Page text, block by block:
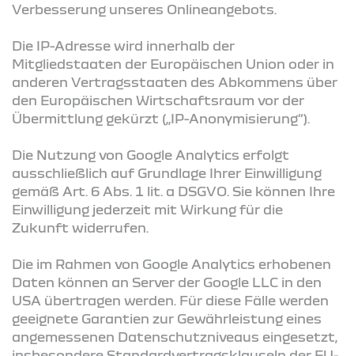
Verbesserung unseres Onlineangebots.
Die IP-Adresse wird innerhalb der
Mitgliedstaaten der Europäischen Union oder in
anderen Vertragsstaaten des Abkommens über
den Europäischen Wirtschaftsraum vor der
Übermittlung gekürzt („IP-Anonymisierung“).
Die Nutzung von Google Analytics erfolgt
ausschließlich auf Grundlage Ihrer Einwilligung
gemäß Art. 6 Abs. 1 lit. a DSGVO. Sie können Ihre
Einwilligung jederzeit mit Wirkung für die
Zukunft widerrufen.
Die im Rahmen von Google Analytics erhobenen
Daten können an Server der Google LLC in den
USA übertragen werden. Für diese Fälle werden
geeignete Garantien zur Gewährleistung eines
angemessenen Datenschutzniveaus eingesetzt,